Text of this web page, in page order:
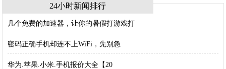
24小时新闻排行
几个免费的加速器，让你的暑假打游戏打
密码正确手机却连不上WiFi，先别急
华为.苹果.小米.手机报价大全【20